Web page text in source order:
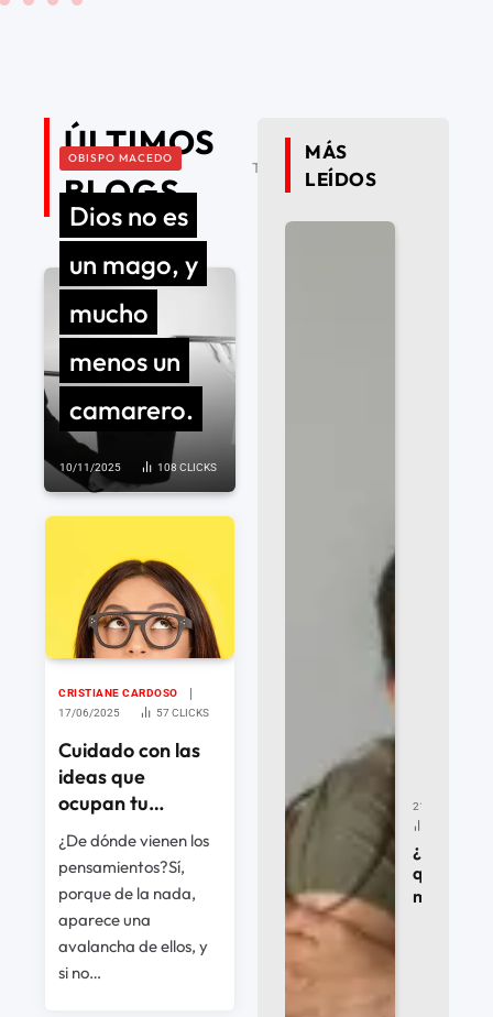
ÚLTIMOS
BLOGS
Todos
OBISPO MACEDO
Dios no es
un mago, y
mucho
menos un
camarero.
10/11/2025 108CLICKS
CRISTIANE CARDOSO
17/06/2025
57 CLICKS
Cuidado con las
ideas que
ocupan tu
cabeza
¿De dónde vienen los
pensamientos?Sí,
porque de la nada,
aparece una
avalancha de ellos, y
si no…
MÁS
LEÍDOS
21/07/2026
¿Cómo
quebrar la
maldición